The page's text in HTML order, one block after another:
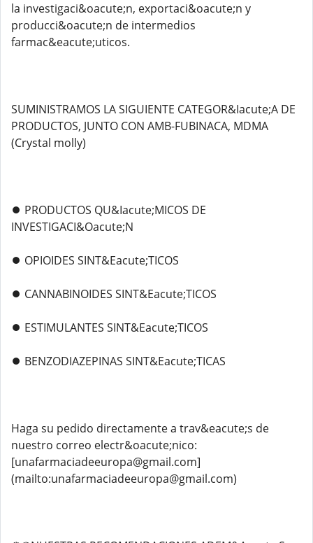
la investigaci&oacute;n, exportaci&oacute;n y
producci&oacute;n de intermedios
farmac&eacute;uticos.
SUMINISTRAMOS LA SIGUIENTE CATEGOR&Iacute;A DE
PRODUCTOS, JUNTO CON AMB-FUBINACA, MDMA
(Crystal molly)
⏺️ PRODUCTOS QU&Iacute;MICOS DE
INVESTIGACI&Oacute;N
⏺️ OPIOIDES SINT&Eacute;TICOS
⏺️ CANNABINOIDES SINT&Eacute;TICOS
⏺️ ESTIMULANTES SINT&Eacute;TICOS
⏺️ BENZODIAZEPINAS SINT&Eacute;TICAS
Haga su pedido directamente a trav&eacute;s de
nuestro correo electr&oacute;nico:
[unafarmaciadeeuropa@gmail.com]
(mailto:unafarmaciadeeuropa@gmail.com)